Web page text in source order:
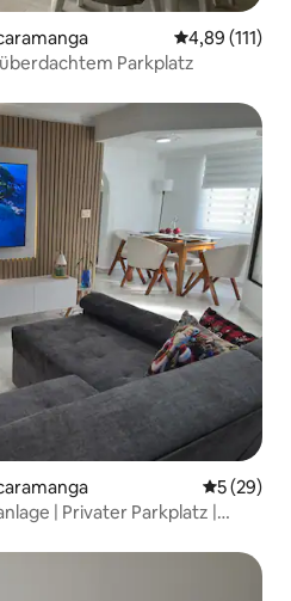
4,89 (111)
Parkplatz
5 (29)
| Privater Parkplatz |